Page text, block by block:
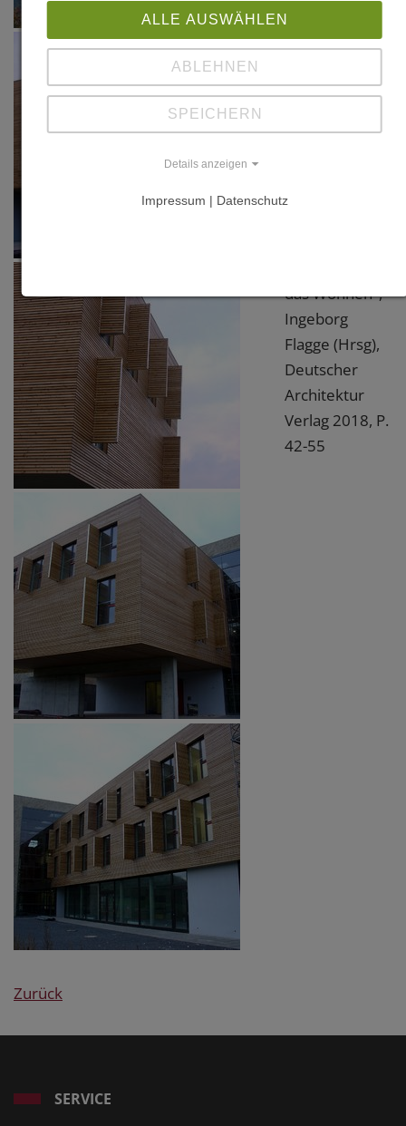
Zurück
Architectes et
Ingénieurs-
(Hrsg.), 1.
das Wohnen",
Ingeborg
Flagge (Hrsg),
Deutscher
Architektur
Verlag 2018, P.
42-55
SERVICE
ALLE AUSWÄHLEN
ABLEHNEN
SPEICHERN
Details anzeigen
Impressum | Datenschutz